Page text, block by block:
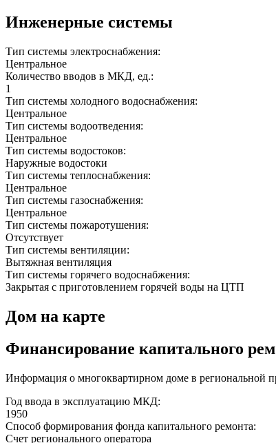
Инженерные системы
Тип системы электроснабжения:
Центральное
Количество вводов в МКД, ед.:
1
Тип системы холодного водоснабжения:
Центральное
Тип системы водоотведения:
Центральное
Тип системы водостоков:
Наружные водостоки
Тип системы теплоснабжения:
Центральное
Тип системы газоснабжения:
Центральное
Тип системы пожаротушения:
Отсутствует
Тип системы вентиляции:
Вытяжная вентиляция
Тип системы горячего водоснабжения:
Закрытая с приготовлением горячей воды на ЦТП
Дом на карте
Финансирование капитального
Информация о многоквартирном доме в региональной
Год ввода в эксплуатацию МКД:
1950
Способ формирования фонда капитального ремонта:
Счет регионального оператора